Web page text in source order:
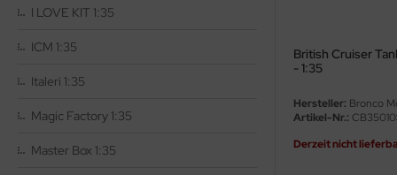
I LOVE KIT 1:35
ICM 1:35
Italeri 1:35
Magic Factory 1:35
Master Box 1:35
British Cruiser
- 1:35
Hersteller: Bronco
Artikel-Nr.:
Derzeit nicht
Hobby